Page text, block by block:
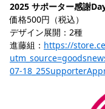
2025 サポーター感謝
価格500円（税込）
デザイン展開：2種
進藤組： https://
07-